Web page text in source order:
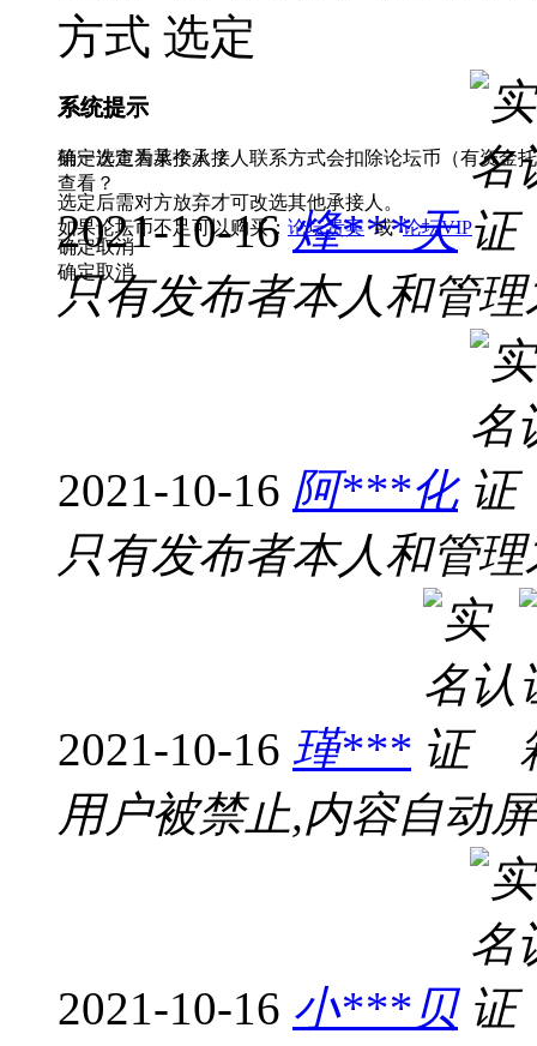
方式 选定
系统提示
第一次查看某个承接人联系方式会扣除论坛币（有资金
查看？
如果论坛币不足可以购买： 论坛贵宾或论坛VIP
确定取消
系统提示
确定选定为承接人？
选定后需对方放弃才可改选其他承接人。
确定取消
2021-10-16 烽***天
只有发布者本人和管
2021-10-16 阿***化
只有发布者本人和管
2021-10-16 瑾***
用户被禁止,内容自动
2021-10-16 小***贝